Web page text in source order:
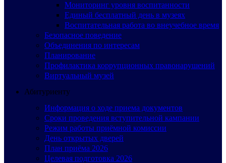
Мониторинг уровня воспитанности
Единый бесплатный день в музеях
Воспитательная работа во внеучебное время
Безопасное поведение
Объединения по интересам
Планирование
Профилактика коррупционных правонарушений
Виртуальный музей
Абитуриенту
Информация о ходе приема документов
Сроки проведения вступительной кампании
Режим работы приёмной комиссии
День открытых дверей
План приёма 2026
Целевая подготовка 2026